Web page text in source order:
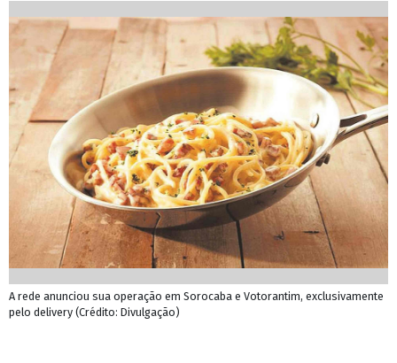
A rede anunciou sua operação em Sorocaba e Votorantim, exclusivamente
pelo delivery (Crédito: Divulgação)